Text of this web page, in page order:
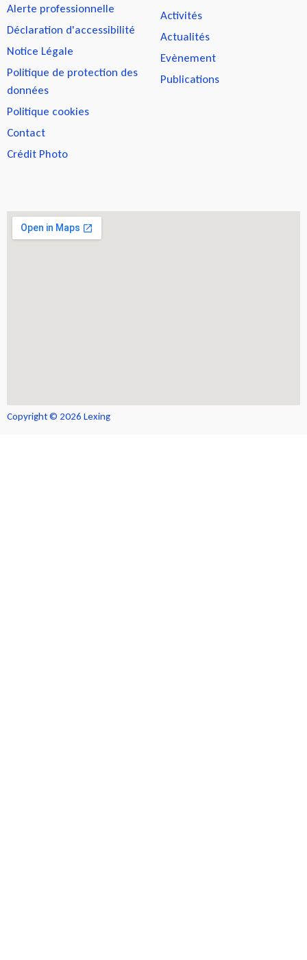
Alerte professionnelle
Déclaration d'accessibilité
Notice Légale
Politique de protection des
données
Politique cookies
Contact
Crédit Photo
Activités
Actualités
Evènement
Publications
Copyright © 2026 Lexing